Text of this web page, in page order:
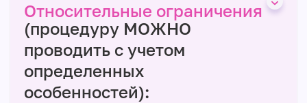
Относительные ограничения
(процедуру МОЖНО
проводить с учетом
определенных
особенностей):